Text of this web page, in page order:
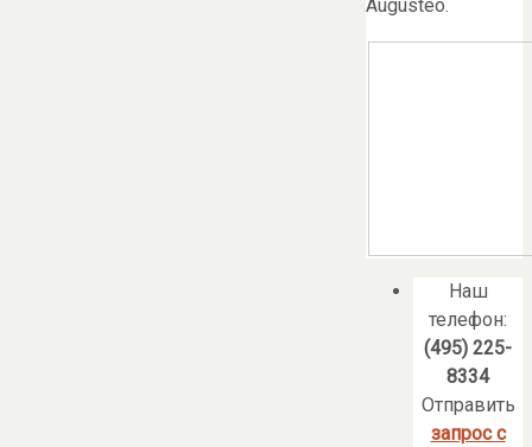
Augusteo.
Наш
телефон:
(495) 225-
8334
Отправить
запрос с